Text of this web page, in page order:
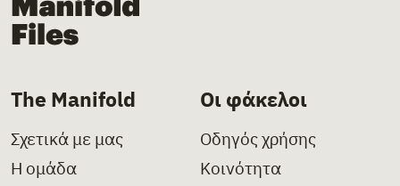
The Manifold
Σχετικά με μας
Η ομάδα
Οι φάκελοι
Οδηγός χρήσης
Κοινότητα